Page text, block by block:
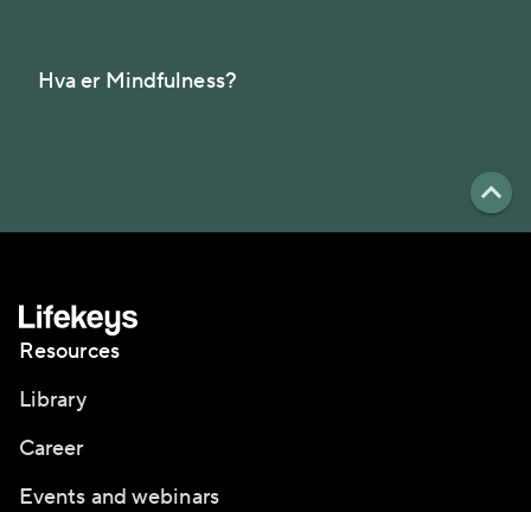
Hva er Mindfulness?
Resources
Library
Career
Events and webinars